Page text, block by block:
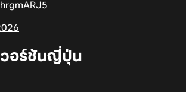
วอร์ชันญี่ปุ่น